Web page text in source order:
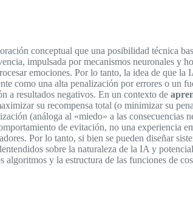
conceptual que una posibilidad técnica
impulsada por mecanismos neuronales y
emociones. Por lo tanto, la idea de que
como una alta penalización por errores o un
a resultados negativos. En un contexto de
su recompensa total (o minimizar su
(análoga al «miedo» a las consecuencias
de evitación, no una experiencia
Por lo tanto, si bien se pueden diseñar
sobre la naturaleza de la IA y
y la estructura de las funciones de